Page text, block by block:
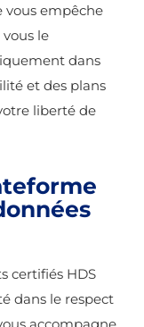
vous empêche
le
dans
et des plans
liberté de
certifiés HDS
dans le respect
accompagne